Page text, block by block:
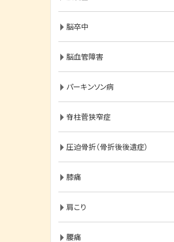
脳卒中
脳血管障害
パーキンソン病
脊柱菅狭窄症
圧迫骨折（骨折後後遺症）
膝痛
肩こり
腰痛